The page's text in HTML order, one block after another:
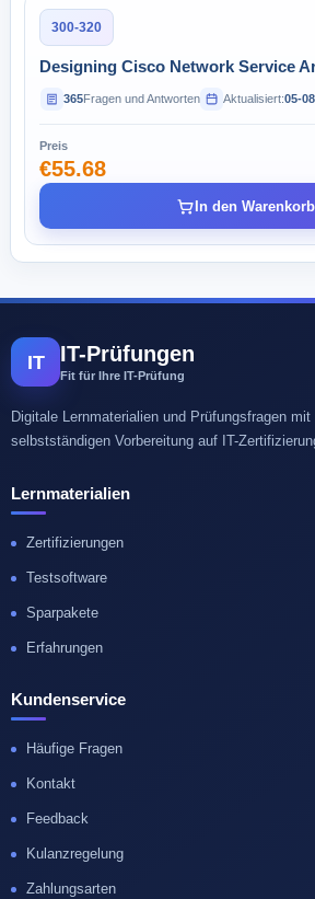
300-320
Designing Cisco Network Service
365Fragen und Antworten Aktualisiert:05-
Preis
€55.68
In den Warenkorb
IT IT-Prüfungen
Fit für Ihre IT-Prüfung
Digitale Lernmaterialien und Prüfungsfragen
selbstständigen Vorbereitung auf IT-
Lernmaterialien
Zertifizierungen
Testsoftware
Sparpakete
Erfahrungen
Kundenservice
Häufige Fragen
Kontakt
Feedback
Kulanzregelung
Zahlungsarten